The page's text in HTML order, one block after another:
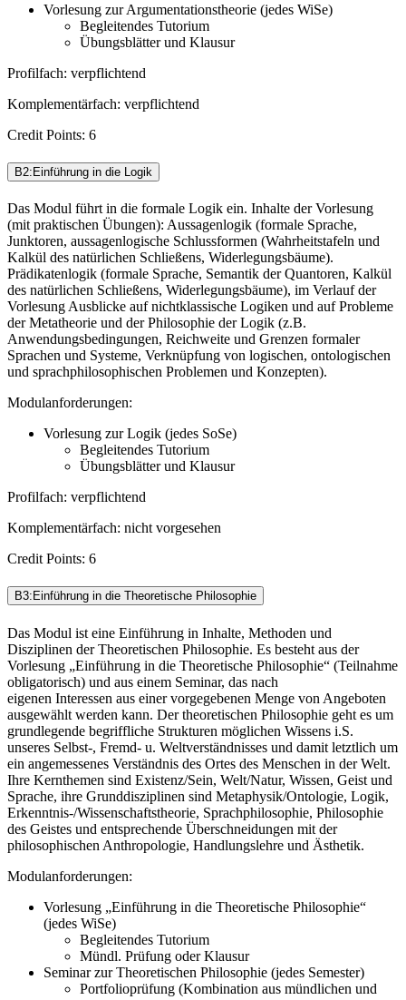
Vorlesung zur Argumentationstheorie (jedes WiSe)
Begleitendes Tutorium
Übungsblätter und Klausur
Profilfach: verpflichtend
Komplementärfach: verpflichtend
Credit Points: 6
B2:Einführung in die Logik
Das Modul führt in die formale Logik ein. Inhalte der Vorlesung
(mit praktischen Übungen): Aussagenlogik (formale Sprache,
Junktoren, aussagenlogische Schlussformen (Wahrheitstafeln und
Kalkül des natürlichen Schließens, Widerlegungsbäume).
Prädikatenlogik (formale Sprache, Semantik der Quantoren, Kalkül
des natürlichen Schließens, Widerlegungsbäume), im Verlauf der
Vorlesung Ausblicke auf nichtklassische Logiken und auf Probleme
der Metatheorie und der Philosophie der Logik (z.B.
Anwendungsbedingungen, Reichweite und Grenzen formaler
Sprachen und Systeme, Verknüpfung von logischen, ontologischen
und sprachphilosophischen Problemen und Konzepten).
Modulanforderungen:
Vorlesung zur Logik (jedes SoSe)
Begleitendes Tutorium
Übungsblätter und Klausur
Profilfach: verpflichtend
Komplementärfach: nicht vorgesehen
Credit Points: 6
B3:Einführung in die Theoretische Philosophie
Das Modul ist eine Einführung in Inhalte, Methoden und
Disziplinen der Theoretischen Philosophie. Es besteht aus der
Vorlesung „Einführung in die Theoretische Philosophie“ (Teilnahme
obligatorisch) und aus einem Seminar, das nach
eigenen Interessen aus einer vorgegebenen Menge von Angeboten
ausgewählt werden kann. Der theoretischen Philosophie geht es um
grundlegende begriffliche Strukturen möglichen Wissens i.S.
unseres Selbst-, Fremd- u. Weltverständnisses und damit letztlich um
ein angemessenes Verständnis des Ortes des Menschen in der Welt.
Ihre Kernthemen sind Existenz/Sein, Welt/Natur, Wissen, Geist und
Sprache, ihre Grunddisziplinen sind Metaphysik/Ontologie, Logik,
Erkenntnis-/Wissenschaftstheorie, Sprachphilosophie, Philosophie
des Geistes und entsprechende Überschneidungen mit der
philosophischen Anthropologie, Handlungslehre und Ästhetik.
Modulanforderungen:
Vorlesung „Einführung in die Theoretische Philosophie“
(jedes WiSe)
Begleitendes Tutorium
Mündl. Prüfung oder Klausur
Seminar zur Theoretischen Philosophie (jedes Semester)
Portfolioprüfung (Kombination aus mündlichen und